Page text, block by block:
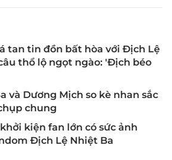
tan tin đồn bất hòa với Địch Lệ
thổ lộ ngọt ngào: 'Địch béo
và Dương Mịch so kè nhan sắc
chung
kiện fan lớn có sức ảnh
Địch Lệ Nhiệt Ba